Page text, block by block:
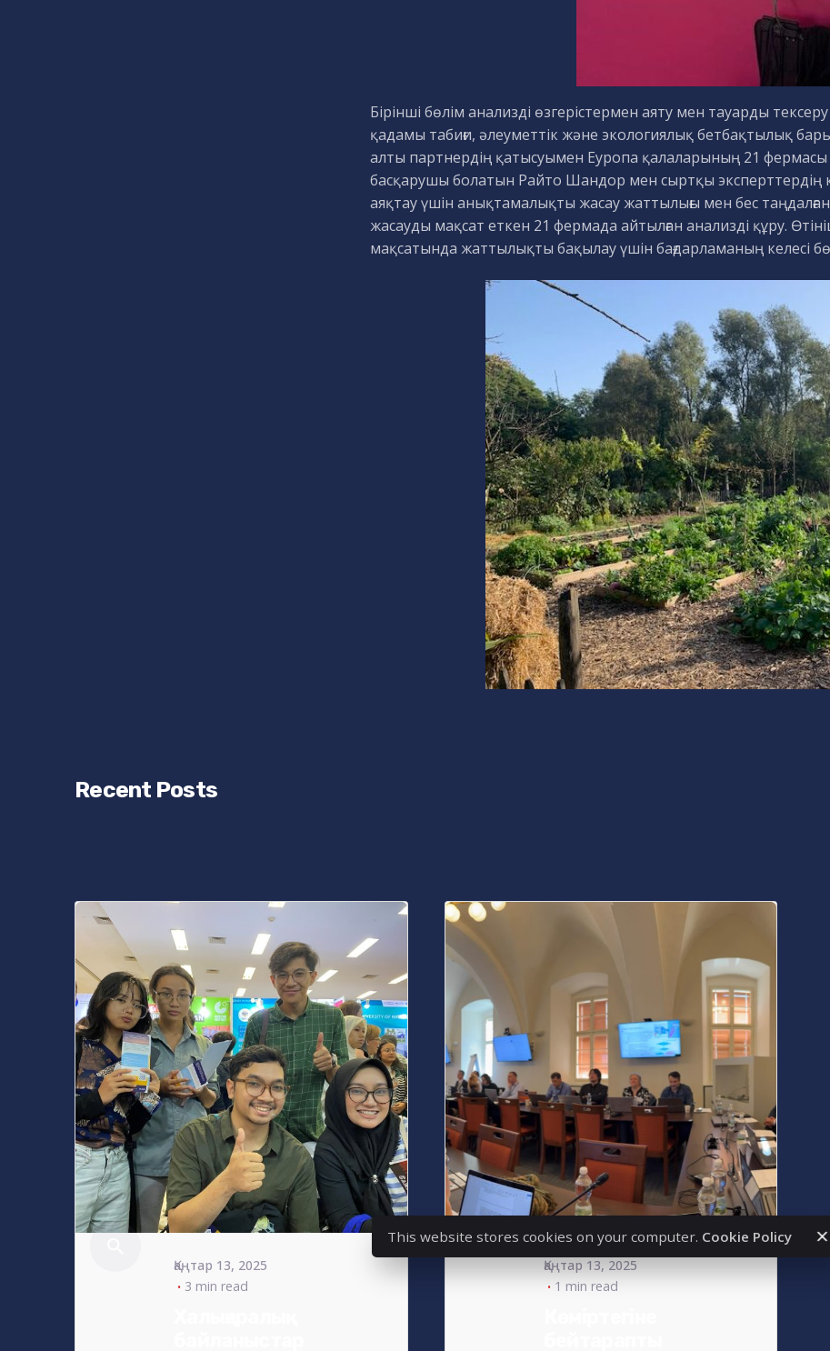
Бірінші бөлім анализді өзгерістермен аяту мен тауарды
қадамы табиғи, әлеуметтік және экологиялық бетбақтылық
алты партнердің қатысуымен Еуропа қалаларының 21
басқарушы болатын Райто Шандор мен сыртқы эксперттердің
аяқтау үшін анықтамалықты жасау жаттылығы мен бес
жасауды мақсат еткен 21 фермада айтылған анализді құру.
мақсатында жаттылықты бақылау үшін бағдарламаның келесі
Recent Posts
Posted
by
s4nyi
Қаңтар 13, 2025
3 min read
Posted
by
s4nyi
Қаңтар 13, 2025
1 min read
This website stores cookies on your computer. Cookie Policy